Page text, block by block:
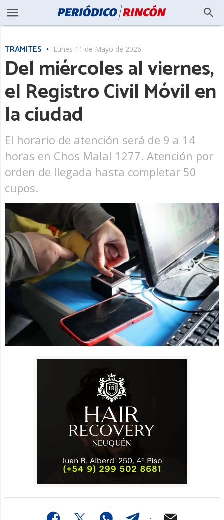
TRÁMITES Lunes 11 de Mayo de 2026
Del miércoles al viernes,
el Registro Civil Móvil en
la ciudad
El horario de atención será de 9 a 14
horas en Chos Malal 1277. Atención por
orden de llegada hasta completar 50
cupos.